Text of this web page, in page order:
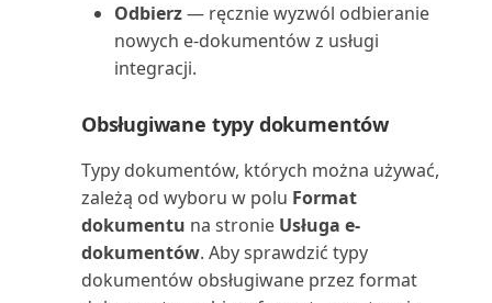
Wymiary: szczegóły (raport)
Zadania serwisowe (raport)
Zakupy dostawca/zapas (raport)
Zakupy zapasów od dostawców
(raport)
Zamykający bilans próbny
(raport)
Odbierz— ręcznie wyzwól odbieranie
nowych e-dokumentów z usługi
integracji.
Obsługiwane typy dokumentów
Typy dokumentów, których można używać,
zależą od wyboru w polu Format
dokumentu na stronie Usługa e-
dokumentów. Aby sprawdzić typy
dokumentów obsługiwane przez format